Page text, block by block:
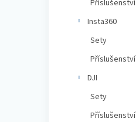
Příslušenství
Insta360
Sety
Příslušenství
DJI
Sety
Příslušenství